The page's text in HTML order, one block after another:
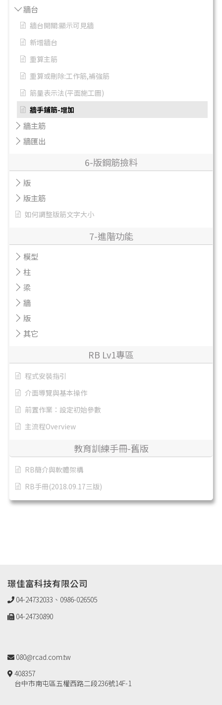
牆台
牆台開關:顯示可見牆
新增牆台
重算主筋
重算或刪除:工作筋,補強筋
筋量表示法(平面施工圖)
牆手鋪筋-增加
牆主筋
牆匯出
6-版鋼筋撿料
版
版主筋
如何調整版筋文字大小
7-進階功能
模型
柱
梁
牆
版
其它
RB Lv1專區
程式安裝指引
介面導覽與基本操作
前置作業：設定初始參數
主流程Overview
教育訓練手冊-舊版
RB簡介與軟體架構
RB手冊(2018.09.17三版)
璟佳富科技有限公司
04-24732033、0986-026505
04-24730890
080@rcad.com.tw
408357
台中市南屯區五權西路二段236號14F-1